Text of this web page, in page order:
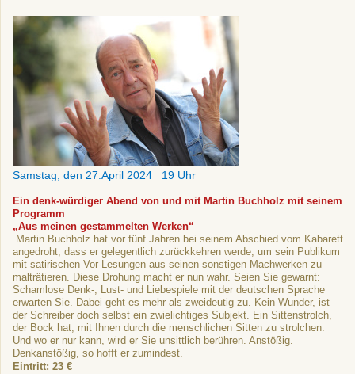
Samstag, den 27.April 2024 19 Uhr
Ein denk-würdiger Abend von und mit Martin Buchholz mit seinem
Programm
„Aus meinen gestammelten Werken“
Martin Buchholz hat vor fünf Jahren bei seinem Abschied vom Kabarett
angedroht, dass er gelegentlich zurückkehren werde, um sein Publikum
mit satirischen Vor-Lesungen aus seinen sonstigen Machwerken zu
malträtieren. Diese Drohung macht er nun wahr. Seien Sie gewarnt:
Schamlose Denk-, Lust- und Liebespiele mit der deutschen Sprache
erwarten Sie. Dabei geht es mehr als zweideutig zu. Kein Wunder, ist
der Schreiber doch selbst ein zwielichtiges Subjekt. Ein Sittenstrolch,
der Bock hat, mit Ihnen durch die menschlichen Sitten zu strolchen.
Und wo er nur kann, wird er Sie unsittlich berühren. Anstößig.
Denkanstößig, so hofft er zumindest.
Eintritt: 23 €